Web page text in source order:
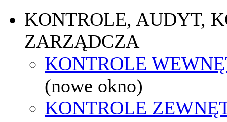
KONTROLE, AUDYT,
ZARZĄDCZA
KONTROLE
(nowe okno)
KONTROLE